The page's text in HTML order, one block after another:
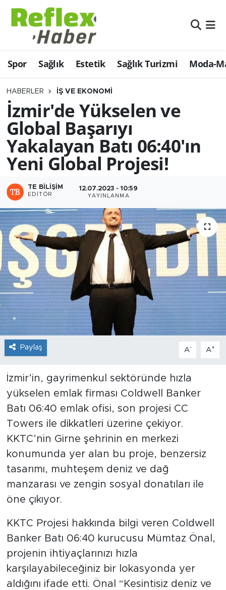
Spor Sağlık Estetik Sağlık Turizmi Moda-
HABERLER İŞ VE EKONOMI
İzmir'de Yükselen ve
Global Başarıyı
Yakalayan Batı 06:40'ın
Yeni Global Projesi!
TE BILIŞIM
EDITÖR
12.07.2023 - 10:59
YAYINLANMA
Paylaş A- A+
İzmir’in, gayrimenkul sektöründe hızla
yükselen emlak firması Coldwell Banker
Batı 06:40 emlak ofisi, son projesi CC
Towers ile dikkatleri üzerine çekiyor.
KKTC’nin Girne şehrinin en merkezi
konumunda yer alan bu proje, benzersiz
tasarımı, muhteşem deniz ve dağ
manzarası ve zengin sosyal donatıları ile
öne çıkıyor.
KKTC Projesi hakkında bilgi veren Coldwell
Banker Batı 06:40 kurucusu Mümtaz Önal,
projenin ihtiyaçlarınızı hızla
karşılayabileceğiniz bir lokasyonda yer
aldığını ifade etti. Önal “Kesintisiz deniz ve
Eğitim
Estetik
Firmalardan
Güncel
İş ve Ekonomi
Moda-Magazin-Eğlence
Sağlık
Sağlık Turizmi
Sanat
Spor
Teknoloji
Nöbetçi Eczaneler
Hava Durumu
Namaz Vakitleri
Trafik Durumu
Şampiyonlar Ligi Puan Durumu ve Fikstür
Tüm Manşetler
Son Dakika Haberleri
Haber Arşivi